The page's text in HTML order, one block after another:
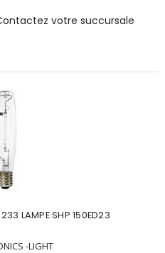
votre succursale
LAMPE SHP 150ED23
-LIGHT